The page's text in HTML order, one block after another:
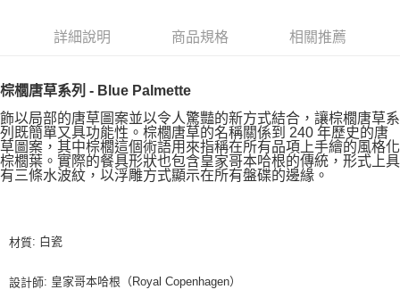
詳細說明 商品規格 相關推薦
棕櫚唐草系列 - Blue Palmette
飾以局部的唐草圖案並以令人驚豔的新方式結合，讓棕櫚唐草系
列既簡單又具功能性。棕櫚唐草的名稱關係到 240 年歷史的唐
草圖案，其中棕櫚這個術語用來指稱在所有品項上手繪的風格化
棕櫚葉。實際的餐具形狀也包含皇家哥本哈根的傳統，形式上具
有三條水波紋，以浮雕方式顯示在所有盤碟的邊緣。
材質: 白瓷
設計師: 皇家哥本哈根（Royal Copenhagen）